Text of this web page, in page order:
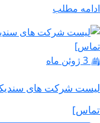
ادامه مطلب
لیست شرکت های
تماس]